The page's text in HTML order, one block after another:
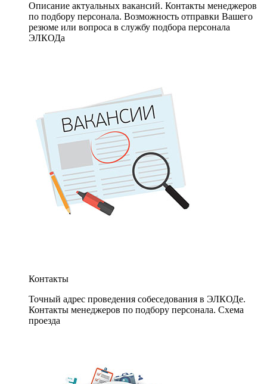
Описание актуальных вакансий. Контакты менеджеров
по подбору персонала. Возможность отправки Вашего
резюме или вопроса в службу подбора персонала
ЭЛКОДа
Контакты
Точный адрес проведения собеседования в ЭЛКОДе.
Контакты менеджеров по подбору персонала. Схема
проезда